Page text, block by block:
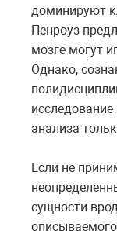
доминируют
Пенроуз
мозге могут
Однако,
анализа
Если не
сущности